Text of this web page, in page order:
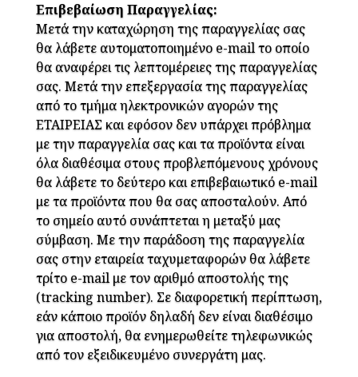
Επιβεβαίωση Παραγγελίας:
Μετά την καταχώρηση της παραγγελίας σας
θα λάβετε αυτοματοποιημένο e-mail το οποίο
θα αναφέρει τις λεπτομέρειες της παραγγελίας
σας. Μετά την επεξεργασία της παραγγελίας
από το τμήμα ηλεκτρονικών αγορών της
ΕΤΑΙΡΕΙΑΣ και εφόσον δεν υπάρχει πρόβλημα
με την παραγγελία σας και τα προϊόντα είναι
όλα διαθέσιμα στους προβλεπόμενους χρόνους
θα λάβετε το δεύτερο και επιβεβαιωτικό e-mail
με τα προϊόντα που θα σας αποσταλούν. Από
το σημείο αυτό συνάπτεται η μεταξύ μας
σύμβαση. Με την παράδοση της παραγγελία
σας στην εταιρεία ταχυμεταφορών θα λάβετε
τρίτο e-mail με τον αριθμό αποστολής της
(tracking number). Σε διαφορετική περίπτωση,
εάν κάποιο προϊόν δηλαδή δεν είναι διαθέσιμο
για αποστολή, θα ενημερωθείτε τηλεφωνικώς
από τον εξειδικευμένο συνεργάτη μας.